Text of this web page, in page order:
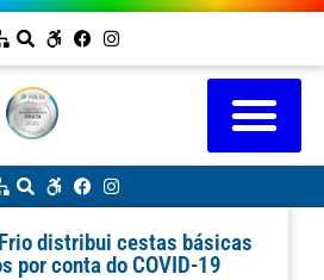
distribui cestas básicas
por conta do COVID-19